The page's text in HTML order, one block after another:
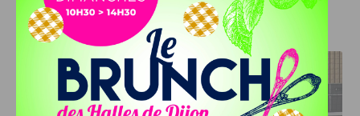
J'AIME LE DFCO